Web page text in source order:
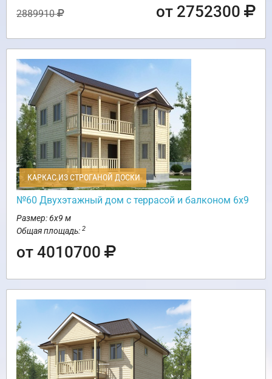
2889910 от 2752300
КАРКАС ИЗ СТРОГАНОЙ ДОСКИ
№60 Двухэтажный дом с террасой и балконом 6х9
Размер: 6х9 м
Общая площадь: 2
от 4010700